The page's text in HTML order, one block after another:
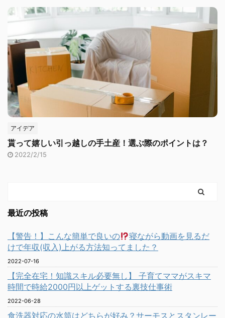
アイデア
貰って嬉しい引っ越しの手土産！選ぶ際のポイントは？
2022/2/15
最近の投稿
【警告！】こんな簡単で良いの
寝ながら動画を見るだ
けで年収(収入)上がる方法知ってました？
2022-07-16
【完全在宅！知識スキル必要無し】 子育てママがスキマ
時間で時給2000円以上ゲットする裏技仕事術
2022-06-28
食洗器対応の水筒はどちらが好み？サーモスとスタンレー